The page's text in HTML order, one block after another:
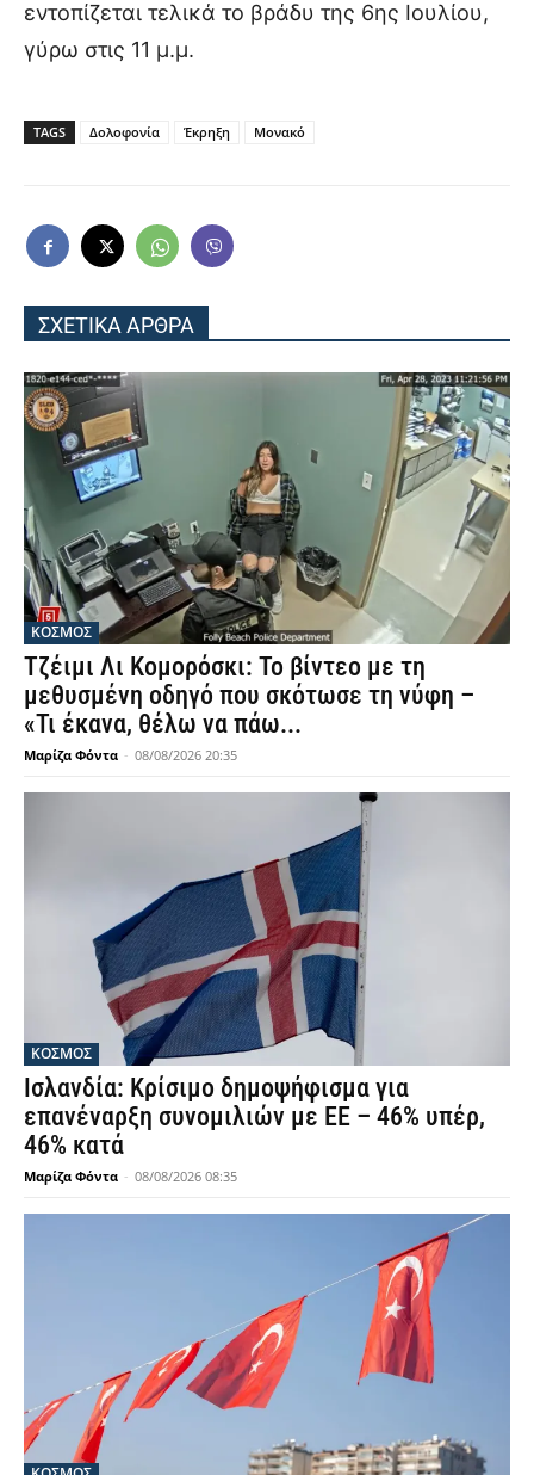
εντοπίζεται τελικά το βράδυ της 6ης Ιουλίου,
γύρω στις 11 μ.μ.
TAGS Δολοφονία Έκρηξη Μονακό
ΣΧΕΤΙΚΑ ΑΡΘΡΑ
ΚΟΣΜΟΣ
Τζέιμι Λι Κομορόσκι: Το βίντεο με τη
μεθυσμένη οδηγό που σκότωσε τη νύφη –
«Τι έκανα, θέλω να πάω...
Μαρίζα Φόντα - 08/08/2026 20:35
ΚΟΣΜΟΣ
Ισλανδία: Κρίσιμο δημοψήφισμα για
επανέναρξη συνομιλιών με ΕΕ – 46% υπέρ,
46% κατά
Μαρίζα Φόντα - 08/08/2026 08:35